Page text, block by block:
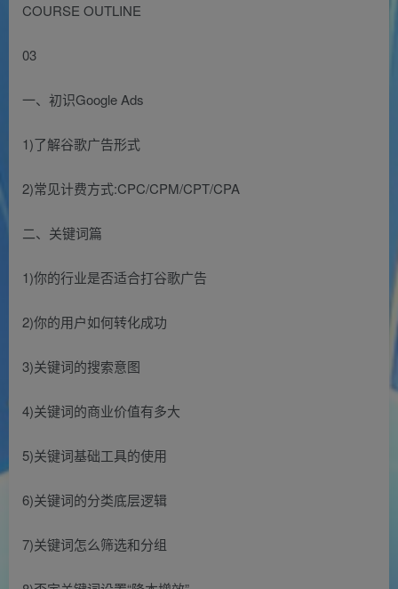
COURSE OUTLINE
03
一、初识Google Ads
1)了解谷歌广告形式
2)常见计费方式:CPC/CPM/CPT/CPA
二、关键词篇
1)你的行业是否适合打谷歌广告
2)你的用户如何转化成功
3)关键词的搜索意图
4)关键词的商业价值有多大
5)关键词基础工具的使用
6)关键词的分类底层逻辑
7)关键词怎么筛选和分组